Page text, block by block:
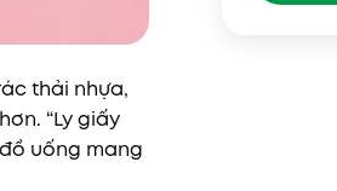
thải nhựa,
“Ly giấy
uống mang